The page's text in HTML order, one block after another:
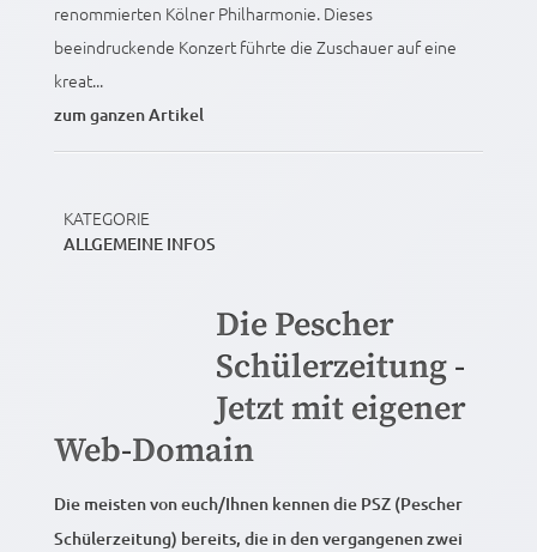
renommierten Kölner Philharmonie. Dieses
beeindruckende Konzert führte die Zuschauer auf eine
kreat...
zum ganzen Artikel
KATEGORIE
ALLGEMEINE INFOS
Die Pescher
Schülerzeitung -
Jetzt mit eigener
Web-Domain
Die meisten von euch/Ihnen kennen die PSZ (Pescher
Schülerzeitung) bereits, die in den vergangenen zwei